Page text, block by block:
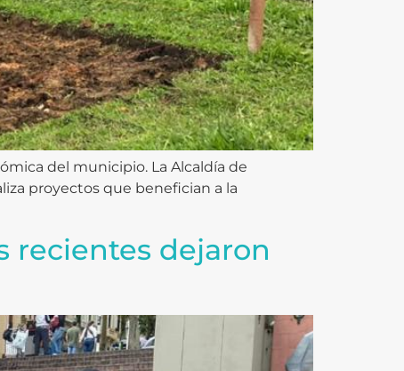
del municipio. La Alcaldía de
proyectos que benefician a la
recientes dejaron